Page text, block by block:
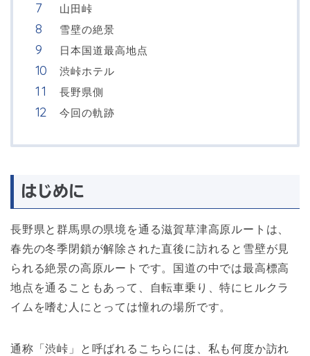
山田峠
雪壁の絶景
日本国道最高地点
渋峠ホテル
長野県側
今回の軌跡
はじめに
長野県と群馬県の県境を通る滋賀草津高原ルートは、
春先の冬季閉鎖が解除された直後に訪れると雪壁が見
られる絶景の高原ルートです。国道の中では最高標高
地点を通ることもあって、自転車乗り、特にヒルクラ
イムを嗜む人にとっては憧れの場所です。
通称「渋峠」と呼ばれるこちらには、私も何度か訪れ